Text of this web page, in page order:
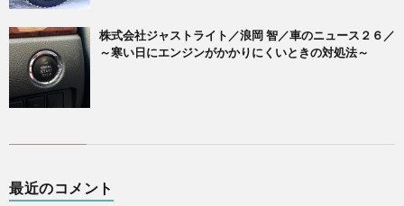
株式会社ジャストライト／浪岡 智／車のニュース２６／
～寒い日にエンジンがかかりにくいときの対処法～
最近のコメント